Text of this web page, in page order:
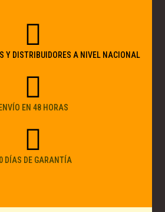
Y DISTRIBUIDORES A NIVEL NACIONAL
ENVÍO EN 48 HORAS
DÍAS DE GARANTÍA